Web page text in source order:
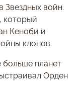
Звездных войн.
который
Кеноби и
клонов.
больше планет
Орден